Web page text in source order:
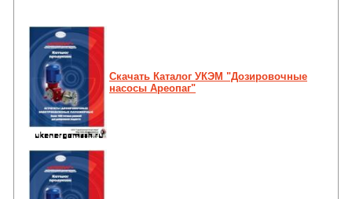
Скачать Каталог УКЭМ "Дозировочные
насосы Ареопаг"